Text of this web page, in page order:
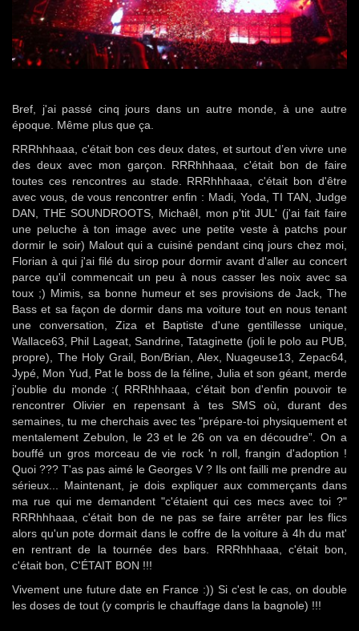
Bref, j'ai passé cinq jours dans un autre monde, à une autre
époque. Même plus que ça.
RRRhhhaaa, c'était bon ces deux dates, et surtout d’en vivre une
des deux avec mon garçon. RRRhhhaaa, c'était bon de faire
toutes ces rencontres au stade. RRRhhhaaa, c'était bon d'être
avec vous, de vous rencontrer enfin : Madi, Yoda, TI TAN, Judge
DAN, THE SOUNDROOTS, Michaêl, mon p'tit JUL' (j'ai fait faire
une peluche à ton image avec une petite veste à patchs pour
dormir le soir) Malout qui a cuisiné pendant cinq jours chez moi,
Florian à qui j'ai filé du sirop pour dormir avant d'aller au concert
parce qu'il commencait un peu à nous casser les noix avec sa
toux ;) Mimis, sa bonne humeur et ses provisions de Jack, The
Bass et sa façon de dormir dans ma voiture tout en nous tenant
une conversation, Ziza et Baptiste d'une gentillesse unique,
Wallace63, Phil Lageat, Sandrine, Tataginette (joli le polo au PUB,
propre), The Holy Grail, Bon/Brian, Alex, Nuageuse13, Zepac64,
Jypé, Mon Yud, Pat le boss de la féline, Julia et son géant, merde
j'oublie du monde :( RRRhhhaaa, c'était bon d'enfin pouvoir te
rencontrer Olivier en repensant à tes SMS où, durant des
semaines, tu me cherchais avec tes "prépare-toi physiquement et
mentalement Zebulon, le 23 et le 26 on va en découdre”. On a
bouffé un gros morceau de vie rock 'n roll, frangin d'adoption !
Quoi ??? T'as pas aimé le Georges V ? Ils ont failli me prendre au
sérieux... Maintenant, je dois expliquer aux commerçants dans
ma rue qui me demandent "c'étaient qui ces mecs avec toi ?"
RRRhhhaaa, c'était bon de ne pas se faire arrêter par les flics
alors qu'un pote dormait dans le coffre de la voiture à 4h du mat'
en rentrant de la tournée des bars. RRRhhhaaa, c'était bon,
c'était bon, C'ÉTAIT BON !!!
Vivement une future date en France :)) Si c'est le cas, on double
les doses de tout (y compris le chauffage dans la bagnole) !!!